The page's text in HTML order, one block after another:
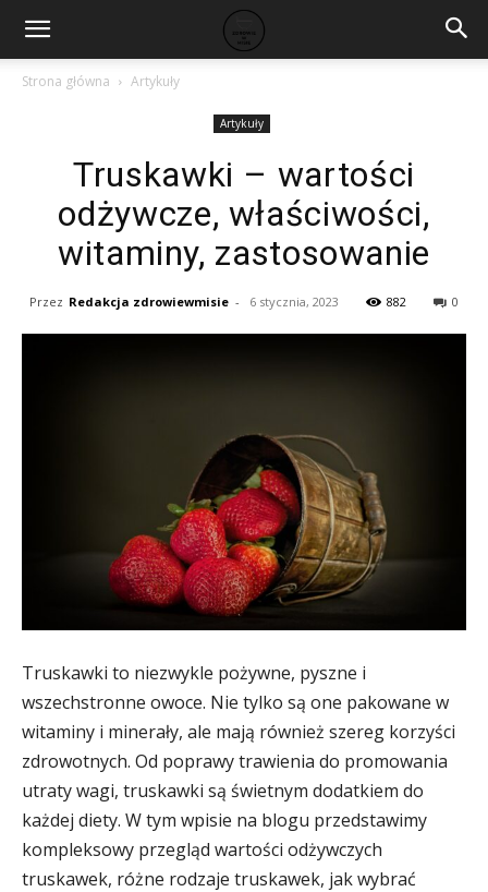
Strona główna Artykuły
Artykuły
Truskawki – wartości
odżywcze, właściwości,
witaminy, zastosowanie
Przez Redakcja zdrowiewmisie - 6 stycznia, 2023 882 0
Truskawki to niezwykle pożywne, pyszne i
wszechstronne owoce. Nie tylko są one pakowane w
witaminy i minerały, ale mają również szereg korzyści
zdrowotnych. Od poprawy trawienia do promowania
utraty wagi, truskawki są świetnym dodatkiem do
każdej diety. W tym wpisie na blogu przedstawimy
kompleksowy przegląd wartości odżywczych
truskawek, różne rodzaje truskawek, jak wybrać